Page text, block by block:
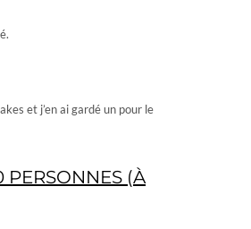
et j’en ai gardé un pour le
PERSONNES (À